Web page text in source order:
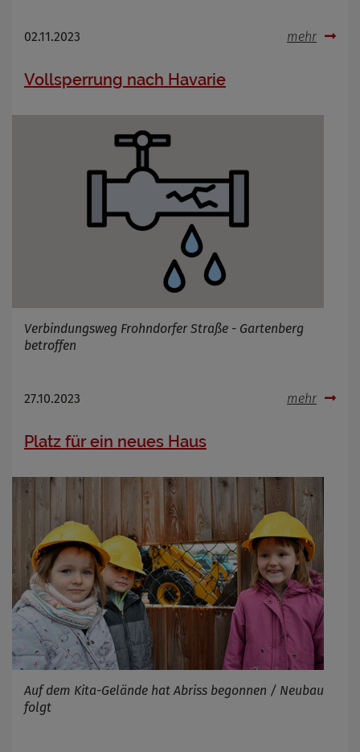
02.11.2023 mehr
Vollsperrung nach Havarie
Verbindungsweg Frohndorfer Straße - Gartenberg
betroffen
27.10.2023 mehr
Platz für ein neues Haus
Auf dem Kita-Gelände hat Abriss begonnen / Neubau
folgt